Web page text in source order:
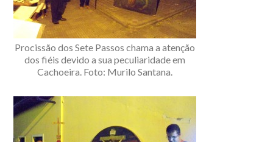
Procissão dos Sete Passos chama a atenção
dos fiéis devido a sua peculiaridade em
Cachoeira. Foto: Murilo Santana.